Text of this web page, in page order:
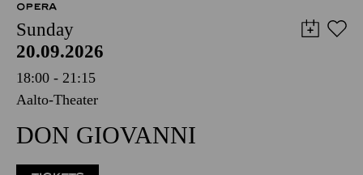
OPERA
Sunday
20.09.2026
18:00 - 21:15
Aalto-Theater
DON GIOVANNI